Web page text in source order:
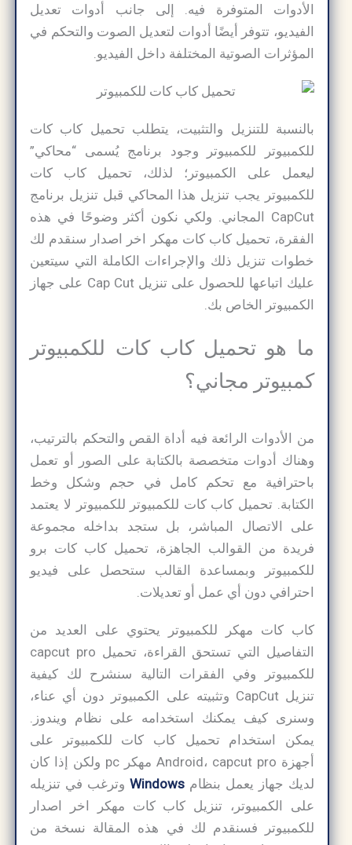
الأدوات المتوفرة فيه. إلى جانب أدوات تعديل
الفيديو، تتوفر أيضًا أدوات لتعديل الصوت والتحكم في
المؤثرات الصوتية المختلفة داخل الفيديو.
بالنسبة للتنزيل والتثبيت، يتطلب تحميل كاب كات
للكمبيوتر للكمبيوتر وجود برنامج يُسمى “محاكي”
ليعمل على الكمبيوتر؛ لذلك، تحميل كاب كات
للكمبيوتر يجب تنزيل هذا المحاكي قبل تنزيل برنامج
CapCut المجاني. ولكي نكون أكثر وضوحًا في هذه
الفقرة، تحميل كاب كات مهكر اخر اصدار سنقدم لك
خطوات تنزيل ذلك والإجراءات الكاملة التي سيتعين
عليك اتباعها للحصول على تنزيل Cap Cut على جهاز
الكمبيوتر الخاص بك.
ما هو تحميل كاب كات للكمبيوتر
كمبيوتر مجاني؟
من الأدوات الرائعة فيه أداة القص والتحكم بالترتيب،
وهناك أدوات متخصصة بالكتابة على الصور أو تعمل
باحترافية مع تحكم كامل في حجم وشكل وخط
الكتابة. تحميل كاب كات للكمبيوتر للكمبيوتر لا يعتمد
على الاتصال المباشر، بل ستجد بداخله مجموعة
فريدة من القوالب الجاهزة، تحميل كاب كات برو
للكمبيوتر وبمساعدة القالب ستحصل على فيديو
احترافي دون أي عمل أو تعديلات.
كاب كات مهكر للكمبيوتر يحتوي على العديد من
التفاصيل التي تستحق القراءة، تحميل capcut pro
للكمبيوتر وفي الفقرات التالية سنشرح لك كيفية
تنزيل CapCut وتثبيته على الكمبيوتر دون أي عناء،
وسنرى كيف يمكنك استخدامه على نظام ويندوز.
يمكن استخدام تحميل كاب كات للكمبيوتر على
أجهزة Android، capcut pro مهكر pc ولكن إذا كان
لديك جهاز يعمل بنظامWindowsوترغب في تنزيله
على الكمبيوتر، تنزيل كاب كات مهكر اخر اصدار
للكمبيوتر فسنقدم لك في هذه المقالة نسخة من